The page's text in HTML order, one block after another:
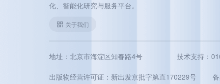
化、智能化研究与服务平台。
关于我们
地址：北京市海淀区知春路4号 技术支持：
出版物经营许可证：新出发京批字第直170229号